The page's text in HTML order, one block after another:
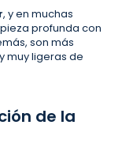
, y en muchas
profunda con
son más
muy ligeras de
de la